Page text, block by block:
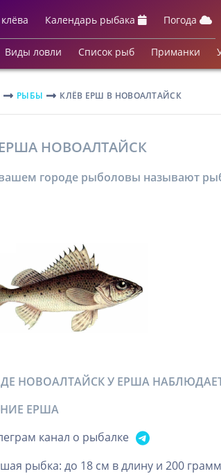
Календарь рыбака Погода
Виды ловли Список рыб Приманки
РЫБЫ КЛЁВ ЕРШ В НОВОАЛТАЙСК
НОВОАЛТАЙСК
городе рыболовы называют
НОВОАЛТАЙСК У ЕРША
ЕРША
канал о рыбалке
рыбка: до 18 см в длину и 200